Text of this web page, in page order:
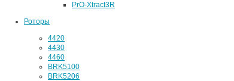
PrO-Xtract3R
Роторы
4420
4430
4460
BRK5100
BRK5206